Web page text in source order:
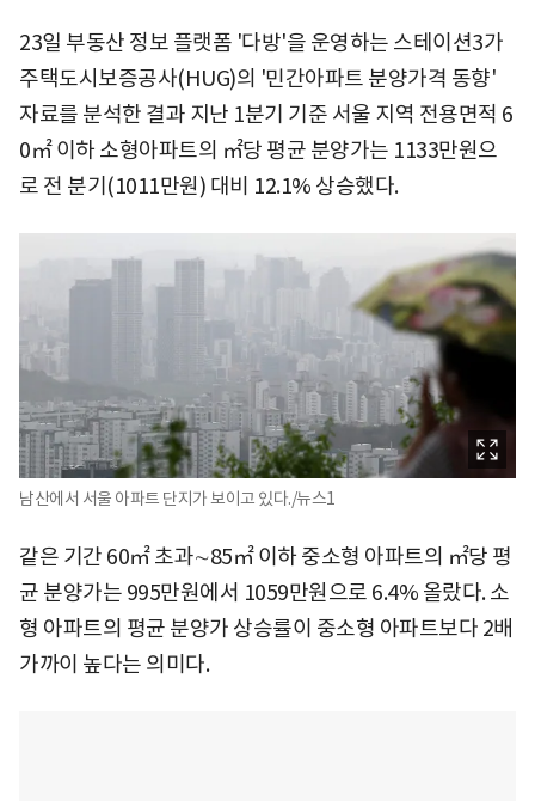
23일 부동산 정보 플랫폼 '다방'을 운영하는 스테이션3가
주택도시보증공사(HUG)의 '민간아파트 분양가격 동향'
자료를 분석한 결과 지난 1분기 기준 서울 지역 전용면적 6
0㎡ 이하 소형아파트의 ㎡당 평균 분양가는 1133만원으
로 전 분기(1011만원) 대비 12.1% 상승했다.
남산에서 서울 아파트 단지가 보이고 있다./뉴스1
같은 기간 60㎡ 초과∼85㎡ 이하 중소형 아파트의 ㎡당 평
균 분양가는 995만원에서 1059만원으로 6.4% 올랐다. 소
형 아파트의 평균 분양가 상승률이 중소형 아파트보다 2배
가까이 높다는 의미다.